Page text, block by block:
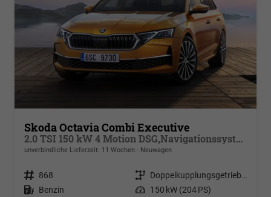
Skoda Octavia Combi Executive
2.0 TSI 150 kW 4 Motion DSG,Navigationssystem, 17 Zoll Alufelgen, ACC, PDC, Klimaautomatik, Phone Box, Reserverad, Full LED, Jahre Garantie
unverbindliche Lieferzeit: 11 Wochen Neuwagen
Fahrzeugnr. 868 Getriebe
Doppelkupplungsgetriebe (DSG)
Kraftstoff Benzin Leistung 150 kW (204 PS)